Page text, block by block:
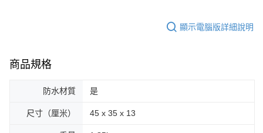
顯示電腦版詳細說明
商品規格
防水材質 是
尺寸（厘米） 45 x 35 x 13